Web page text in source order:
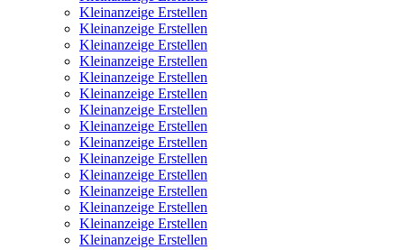
Kleinanzeige Erstellen
Kleinanzeige Erstellen
Kleinanzeige Erstellen
Kleinanzeige Erstellen
Kleinanzeige Erstellen
Kleinanzeige Erstellen
Kleinanzeige Erstellen
Kleinanzeige Erstellen
Kleinanzeige Erstellen
Kleinanzeige Erstellen
Kleinanzeige Erstellen
Kleinanzeige Erstellen
Kleinanzeige Erstellen
Kleinanzeige Erstellen
Kleinanzeige Erstellen